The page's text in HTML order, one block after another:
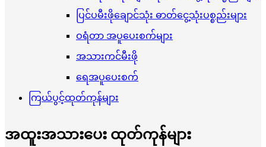
ပြင်ပမီးဖိုချောင်သုံး ဓာတ်ငွေ့သုံးပစ္စည်းများ
ဝရံတာ အပူပေးစက်များ
အသားကင်မီးဖို
ရေအပူပေးစက်
ကြယ်ပွင့်ထုတ်ကုန်များ
အထူးအသားပေး ထုတ်ကုန်များ